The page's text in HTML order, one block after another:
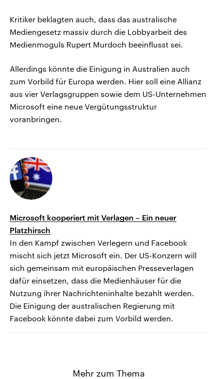
Kritiker beklagten auch, dass das australische
Mediengesetz massiv durch die Lobbyarbeit des
Medienmoguls Rupert Murdoch beeinflusst sei.
Allerdings könnte die Einigung in Australien auch
zum Vorbild für Europa werden. Hier soll eine Allianz
aus vier Verlagsgruppen sowie dem US-Unternehmen
Microsoft eine neue Vergütungsstruktur
voranbringen.
Microsoft kooperiert mit Verlagen – Ein neuer
Platzhirsch
In den Kampf zwischen Verlegern und Facebook
mischt sich jetzt Microsoft ein. Der US-Konzern will
sich gemeinsam mit europäischen Presseverlagen
dafür einsetzen, dass die Medienhäuser für die
Nutzung ihrer Nachrichteninhalte bezahlt werden.
Die Einigung der australischen Regierung mit
Facebook könnte dabei zum Vorbild werden.
Mehr zum Thema